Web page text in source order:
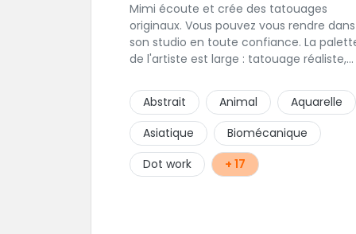
Mimi écoute et crée des tatouages
originaux. Vous pouvez vous rendre dans
son studio en toute confiance. La
de l'artiste est large : tatouage réaliste,
figuratif. Tout est question d'échange
construire un projet qui vous ressemble.
Abstrait Animal
Aquarelle
Asiatique
Biomécanique
Dot work
+ 17